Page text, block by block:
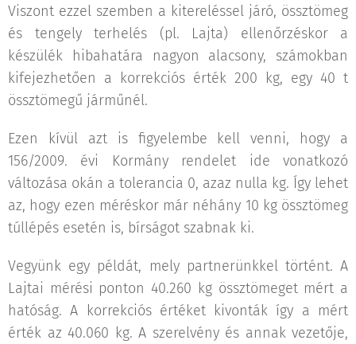
Viszont ezzel szemben a kitereléssel járó, össztömeg
és tengely terhelés (pl. Lajta) ellenőrzéskor a
készülék hibahatára nagyon alacsony, számokban
kifejezhetően a korrekciós érték 200 kg, egy 40 t
össztömegű járműnél.
Ezen kívül azt is figyelembe kell venni, hogy a
156/2009. évi Kormány rendelet ide vonatkozó
változása okán a tolerancia 0, azaz nulla kg. Így lehet
az, hogy ezen méréskor már néhány 10 kg össztömeg
túllépés esetén is, bírságot szabnak ki.
Vegyünk egy példát, mely partnerünkkel történt. A
Lajtai mérési ponton 40.260 kg össztömeget mért a
hatóság. A korrekciós értéket kivonták így a mért
érték az 40.060 kg. A szerelvény és annak vezetője,